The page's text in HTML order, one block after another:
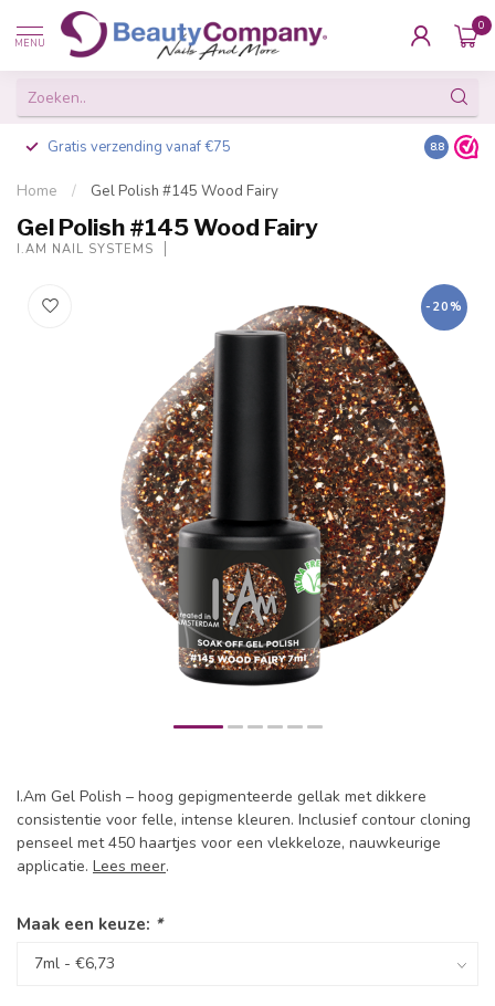
MENU
0
Gratis verzending vanaf €75 Besteld
8.8
Home / Gel Polish #145 Wood Fairy
Gel Polish #145 Wood Fairy
I.AM NAIL SYSTEMS
-20%
I.Am Gel Polish – hoog gepigmenteerde gellak met dikkere
consistentie voor felle, intense kleuren. Inclusief contour cloning
penseel met 450 haartjes voor een vlekkeloze, nauwkeurige
applicatie. Lees meer.
Maak een keuze: *